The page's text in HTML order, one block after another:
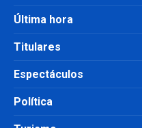
Última hora
Titulares
Espectáculos
Política